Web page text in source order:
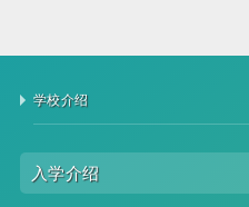
学校介绍
入学介绍